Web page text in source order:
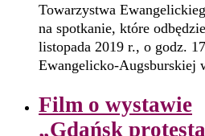
Towarzystwa
na spotkanie, które
listopada 2019 r., o godz.
Ewangelicko-Augsburskiej
Film o wystawie
„Gdańsk